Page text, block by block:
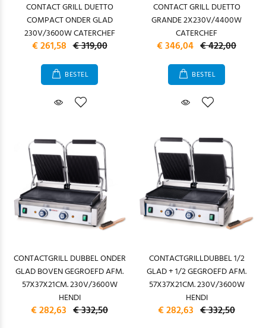
CONTACT GRILL DUETTO
COMPACT ONDER GLAD
230V/3600W CATERCHEF
€ 261,58 € 319,00
BESTEL
CONTACT GRILL DUETTO
GRANDE 2X230V/4400W
CATERCHEF
€ 346,04 € 422,00
BESTEL
CONTACTGRILL DUBBEL ONDER
GLAD BOVEN GEGROEFD AFM.
57X37X21CM. 230V/3600W
HENDI
€ 282,63 € 332,50
CONTACTGRILLDUBBEL 1/2
GLAD + 1/2 GEGROEFD AFM.
57X37X21CM. 230V/3600W
HENDI
€ 282,63 € 332,50